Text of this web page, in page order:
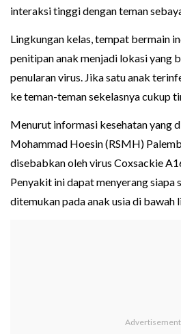
interaksi tinggi dengan teman
Lingkungan kelas, tempat bermain
penitipan anak menjadi lokasi yang
penularan virus. Jika satu anak
ke teman-teman sekelasnya cukup
Menurut informasi kesehatan yang
Mohammad Hoesin (RSMH)
disebabkan oleh virus Coxsackie
Penyakit ini dapat menyerang siapa
ditemukan pada anak usia di bawah